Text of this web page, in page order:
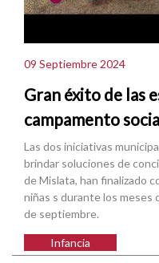
09 Septiembre 2024
Gran éxito de las
campamento
Las dos iniciativas
brindar soluciones de
de Mislata, han finalizado
niñas s durante los meses
de septiembre.
Infancia